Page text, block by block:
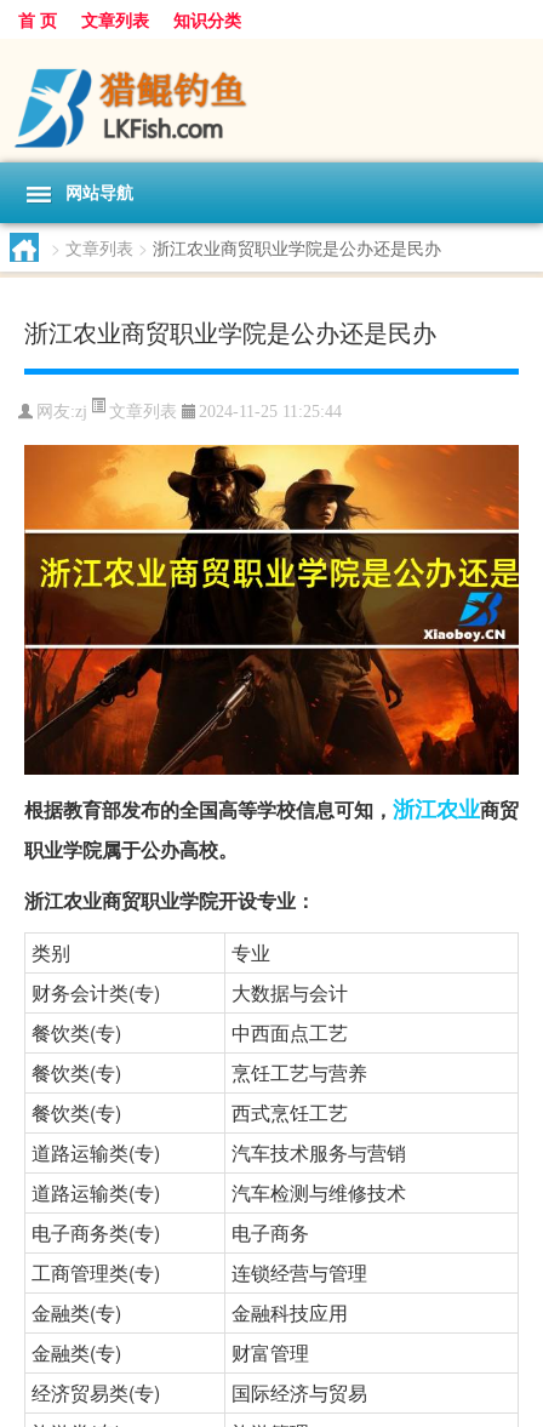
首 页 文章列表 知识分类
网站导航
> 文章列表 > 浙江农业商贸职业学院是公办还是民办
浙江农业商贸职业学院是公办还是民办
网友:zj 文章列表 2024-11-25 11:25:44
根据教育部发布的全国高等学校信息可知， 浙江农业商贸
职业学院属于公办高校。
浙江农业商贸职业学院开设专业：
类别
专业
财务会计类(专)
大数据与会计
餐饮类(专)
中西面点工艺
餐饮类(专)
烹饪工艺与营养
餐饮类(专)
西式烹饪工艺
道路运输类(专)
汽车技术服务与营销
道路运输类(专)
汽车检测与维修技术
电子商务类(专)
电子商务
工商管理类(专)
连锁经营与管理
金融类(专)
金融科技应用
金融类(专)
财富管理
经济贸易类(专)
国际经济与贸易